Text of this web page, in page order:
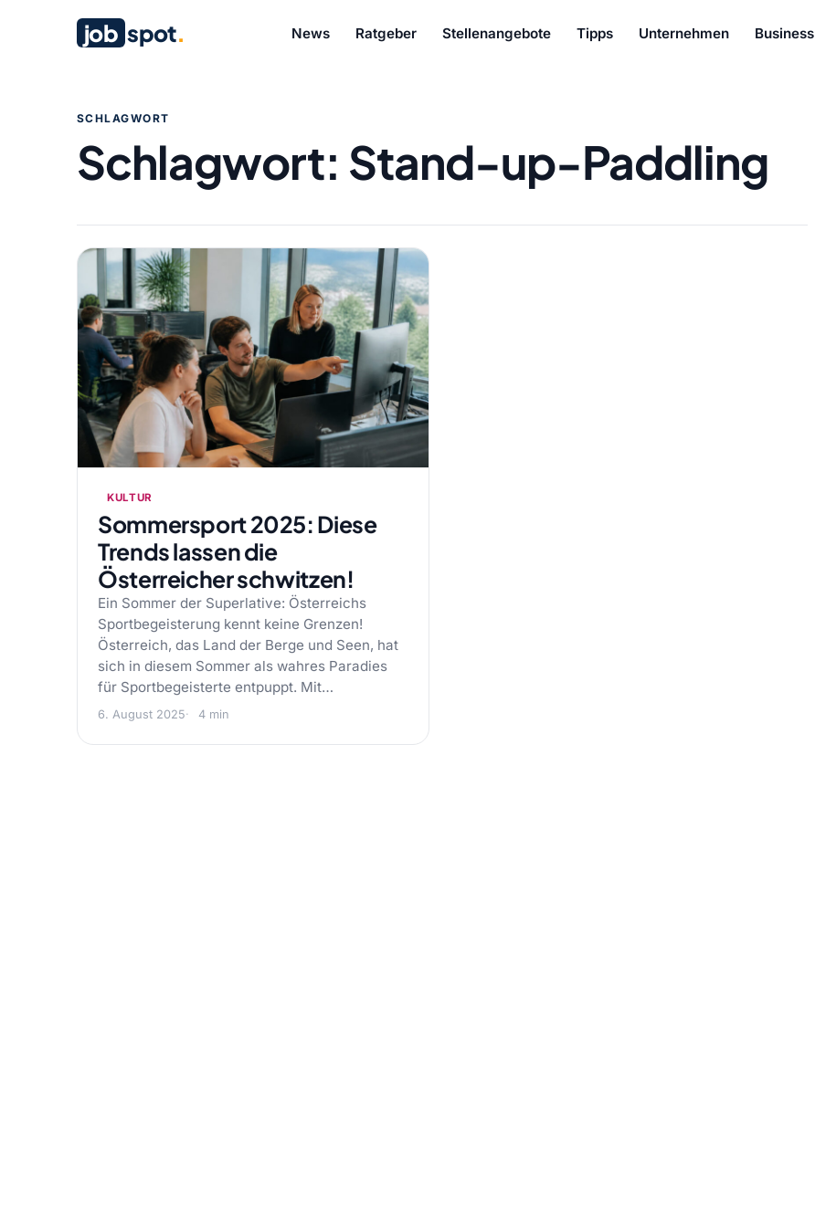
job spot. News Ratgeber Stellenangebote Tipps Unternehmen Business
SCHLAGWORT
Schlagwort: Stand-up-Paddling
KULTUR
Sommersport 2025: Diese
Trends lassen die
Österreicher schwitzen!
Ein Sommer der Superlative: Österreichs
Sportbegeisterung kennt keine Grenzen!
Österreich, das Land der Berge und Seen, hat
sich in diesem Sommer als wahres Paradies
für Sportbegeisterte entpuppt. Mit…
6. August 2025 4 min